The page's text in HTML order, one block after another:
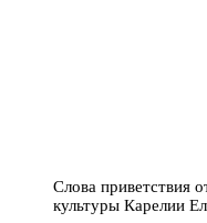
Слова приветствия
культуры Карелии